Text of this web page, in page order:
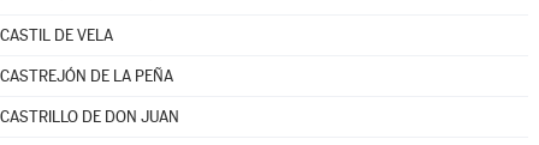
CASTIL DE VELA
CASTREJÓN DE LA PEÑA
CASTRILLO DE DON JUAN